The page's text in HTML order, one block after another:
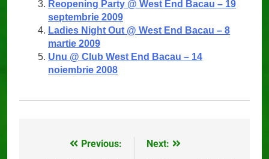
Reopening Party @ West End Bacau – 19
septembrie 2009
Ladies Night Out @ West End Bacau – 8
martie 2009
Unu @ Club West End Bacau – 14
noiembrie 2008
NavigarePrevious:
Next: